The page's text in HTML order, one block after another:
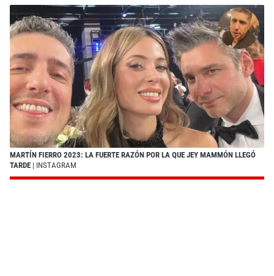
MARTÍN FIERRO 2023: LA FUERTE RAZÓN POR LA QUE JEY MAMMÓN LLEGÓ
TARDE | INSTAGRAM